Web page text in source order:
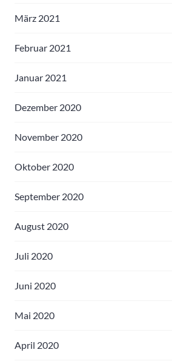
März 2021
Februar 2021
Januar 2021
Dezember 2020
November 2020
Oktober 2020
September 2020
August 2020
Juli 2020
Juni 2020
Mai 2020
April 2020